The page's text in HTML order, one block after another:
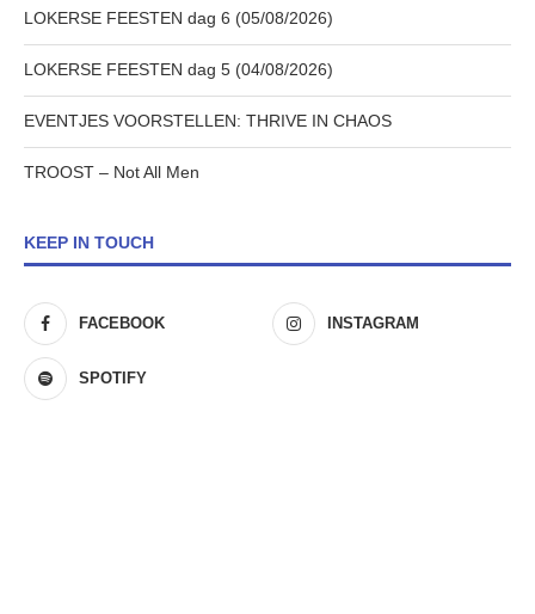
LOKERSE FEESTEN dag 6 (05/08/2026)
LOKERSE FEESTEN dag 5 (04/08/2026)
EVENTJES VOORSTELLEN: THRIVE IN CHAOS
TROOST – Not All Men
KEEP IN TOUCH
FACEBOOK INSTAGRAM
SPOTIFY